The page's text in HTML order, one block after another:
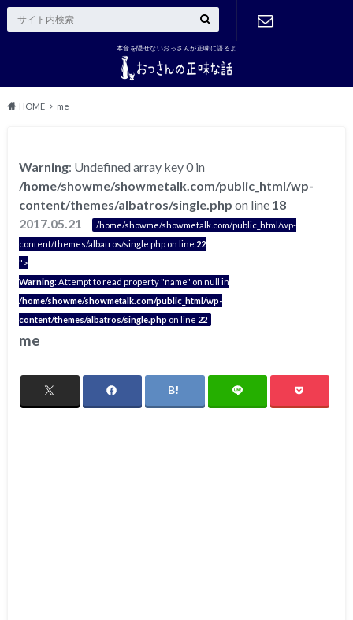
本音を隠せないおっさんが正味に語るよ
HOME me
Warning: Undefined array key 0 in
/home/showme/showmetalk.com/public_html/wp-
content/themes/albatros/single.php on line 18
2017.05.21
/home/showme/showmetalk.com/public_html/wp-
content/themes/albatros/single.php on line 22
">
Warning: Attempt to read property "name" on null in
/home/showme/showmetalk.com/public_html/wp-
content/themes/albatros/single.php on line 22
me